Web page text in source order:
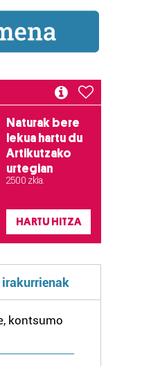
Naturak bere
lekua hartu du
Artikutzako
urtegian
2.500 zkia.
HARTU HITZA
kontsumo